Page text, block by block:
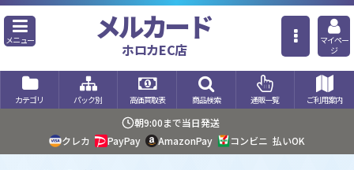
メニュー メルカード
ホロカEC店
マイペー
ジ
カテゴリ パック別 高価買取表 商品検索 通販一覧 ご利用案内
朝9:00まで当日発送
クレカ
PayPay AmazonPay コンビニ 払いOK